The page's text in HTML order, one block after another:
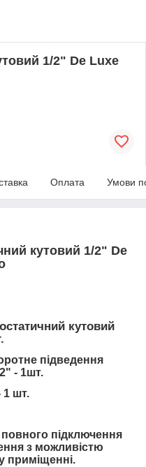
1/2" De Luxe
Оплата Умови
кутовий 1/2" De
кутовий
підведення
- 1шт.
1 шт.
підключення
з можливістю
приміщенні.